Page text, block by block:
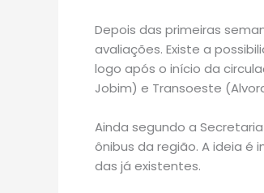
Depois das primeiras
avaliações. Existe a
logo após o início da
Jobim) e Transoeste
Ainda segundo a
ônibus da região. A ideia é
das já existentes.